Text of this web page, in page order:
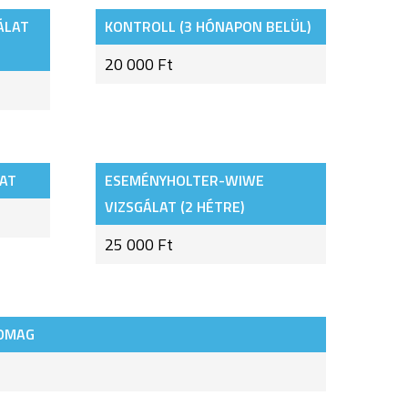
KONTROLL (3 HÓNAPON BELÜL)
20 000 Ft
ESEMÉNYHOLTER-WIWE
VIZSGÁLAT (2 HÉTRE)
25 000 Ft